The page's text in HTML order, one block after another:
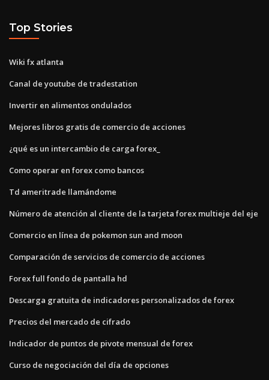
Top Stories
Wiki fx atlanta
Canal de youtube de tradestation
Invertir en alimentos ondulados
Mejores libros gratis de comercio de acciones
¿qué es un intercambio de carga forex_
Como operar en forex como bancos
Td ameritrade llamándome
Número de atención al cliente de la tarjeta forex multieje del eje
Comercio en línea de pokemon sun and moon
Comparación de servicios de comercio de acciones
Forex full fondo de pantalla hd
Descarga gratuita de indicadores personalizados de forex
Precios del mercado de cifrado
Indicador de puntos de pivote mensual de forex
Curso de negociación del día de opciones